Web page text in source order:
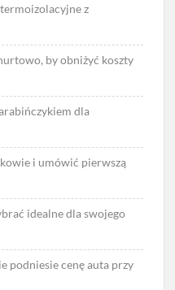
z
by obniżyć koszty
dla
i umówić pierwszą
idealne dla swojego
podniesie cenę auta przy